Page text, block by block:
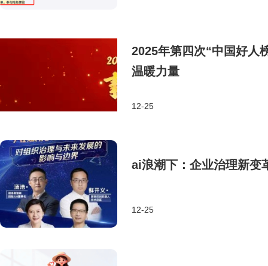
2025年第四次“中国好人
温暖力量
12-25
ai浪潮下：企业治理新变
12-25